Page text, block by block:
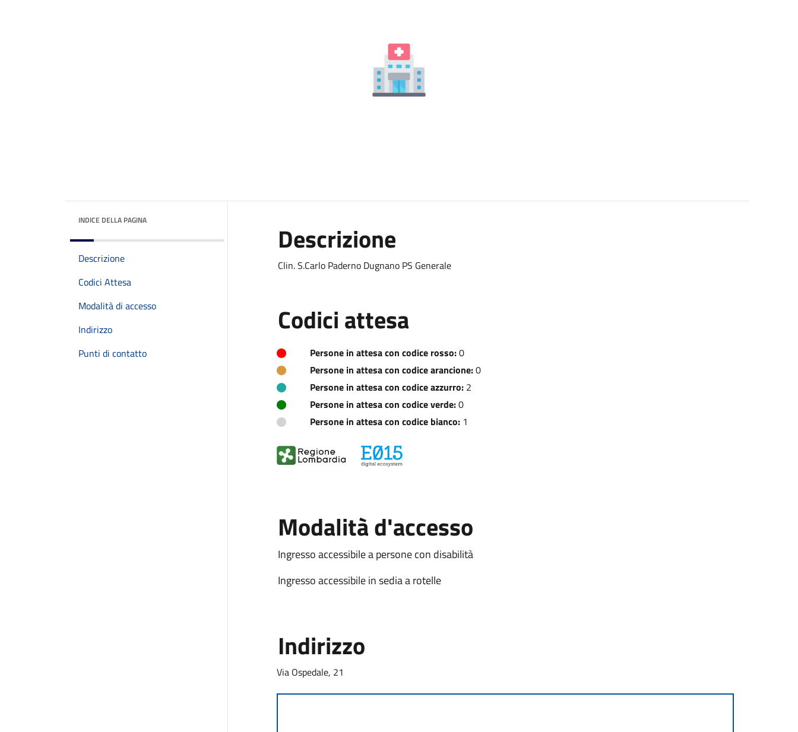
INDICE DELLA PAGINA
Descrizione
Codici Attesa
Modalità di accesso
Indirizzo
Punti di contatto
Descrizione
Clin. S.Carlo Paderno Dugnano PS Generale
Codici attesa
Persone in attesa con codice rosso:0
Persone in attesa con codice arancione:0
Persone in attesa con codice azzurro:2
Persone in attesa con codice verde:0
Persone in attesa con codice bianco:1
Modalità d'accesso
Ingresso accessibile a persone con disabilità
Ingresso accessibile in sedia a rotelle
Indirizzo
Via Ospedale, 21